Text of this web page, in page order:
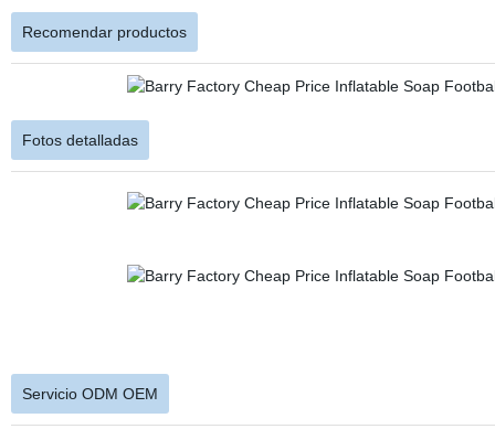
Recomendar productos
Fotos detalladas
Servicio ODM OEM